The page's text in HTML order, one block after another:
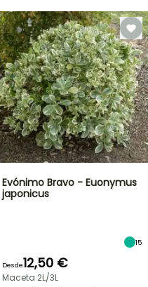
Evónimo Bravo - Euonymus
japonicus
15
Desde12,50 €
Maceta 2L/3L